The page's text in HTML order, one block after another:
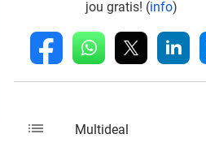
jou gratis! (info)
fb whatsapp linkedin
list Multideal